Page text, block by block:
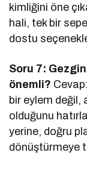
kimliğini öne
hali, tek bir
dostu
Soru 7:
önemli?
bir eylem değil,
olduğunu
yerine, doğru
dönüştürmeye